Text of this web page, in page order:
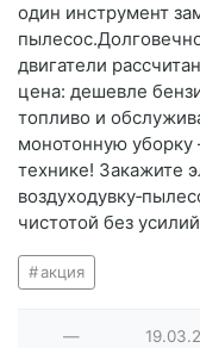
один инструмент
двигатели
цена: дешевле
топливо и
монотонную
технике! Закажите
чистотой без
акция
—